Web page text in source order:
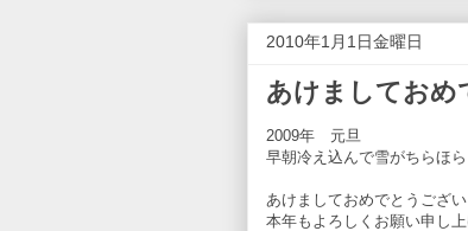
2010年1月1日金曜日
あけましておめ
2009年 元旦
早朝冷え込んで雪がちらほら
あけましておめでとうござ
本年もよろしくお願い申し